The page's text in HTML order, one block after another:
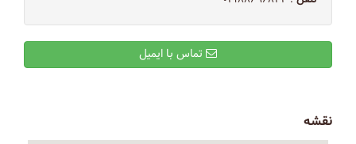
نقشه